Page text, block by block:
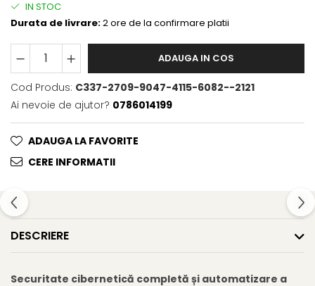
IN STOC
Durata de livrare:2 ore de la confirmare platii
ADAUGA IN COS
Cod Produs: C337-2709-9047-4115-6082--2121
Ai nevoie de ajutor? 0786014199
ADAUGA LA FAVORITE
CERE INFORMATII
DESCRIERE
Securitate cibernetică completă și automatizare a